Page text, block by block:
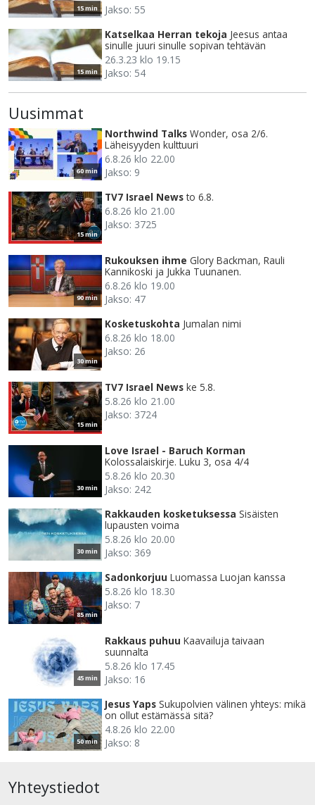
15 min
Jakso: 55
15 min
Katselkaa Herran tekoja Jeesus antaa
sinulle juuri sinulle sopivan tehtävän
26.3.23 klo 19.15
Jakso: 54
Uusimmat
60 min
Northwind Talks Wonder, osa 2/6.
Läheisyyden kulttuuri
6.8.26 klo 22.00
Jakso: 9
15 min
TV7 Israel News to 6.8.
6.8.26 klo 21.00
Jakso: 3725
90 min
Rukouksen ihme Glory Backman, Rauli
Kannikoski ja Jukka Tuunanen.
6.8.26 klo 19.00
Jakso: 47
30 min
Kosketuskohta Jumalan nimi
6.8.26 klo 18.00
Jakso: 26
15 min
TV7 Israel News ke 5.8.
5.8.26 klo 21.00
Jakso: 3724
30 min
Love Israel - Baruch Korman
Kolossalaiskirje. Luku 3, osa 4/4
5.8.26 klo 20.30
Jakso: 242
30 min
Rakkauden kosketuksessa Sisäisten
lupausten voima
5.8.26 klo 20.00
Jakso: 369
85 min
Sadonkorjuu Luomassa Luojan kanssa
5.8.26 klo 18.30
Jakso: 7
45 min
Rakkaus puhuu Kaavailuja taivaan
suunnalta
5.8.26 klo 17.45
Jakso: 16
50 min
Jesus Yaps Sukupolvien välinen yhteys: mikä
on ollut estämässä sitä?
4.8.26 klo 22.00
Jakso: 8
Yhteystiedot